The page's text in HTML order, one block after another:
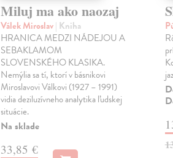
Miluj ma ako naozaj
Válek Miroslav| Kniha
HRANICA MEDZI NÁDEJOU A
SEBAKLAMOM
SLOVENSKÉHO KLASIKA.
Nemýlia sa tí, ktorí v básnikovi
Miroslavovi Válkovi (1927 – 1991)
vidia deziluzívneho analytika ľudskej
situácie.
Na sklade
33,85 €